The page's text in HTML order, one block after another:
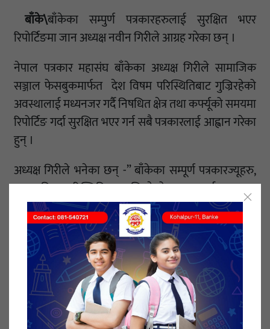
बाँके\बाँकेका सम्पुर्ण पत्रकारहरुलाई सुरक्षित भएर
रिपोर्टिङमा जान अध्यक्ष नवीन गिरीले आग्रह गरेका छन् ।
नेपाल पत्रकार महासंघ बाँकेका अध्यक्ष गिरीले सामाजिक
सञ्जाल फेसबुकमार्फत देश विषम परिस्थितिबाट गुज्रिरहेको
अवस्थालाई मध्यनजर गर्दै निषधित क्षेत्र तथा कर्फ्यूको समयमा
रिपोर्टिङ गर्दा सुरक्षित भएर गर्न सबै पत्रकारलाई आह्वान गरेका
हुन् ।
अध्यक्ष गिरीले भनेका छन् -” बाँकेका सम्पूर्ण पत्रकारज्यूहरु,
मुलुक विषम् परिस्थितिबाट गुज्रिरहेको अवस्थालाई मध्यनजर
गर्दै निषधित क्षेत्र तथा कफ्र्यूको समयमा कार्य क्षेत्रमा खटिँदा
पत्रकारको परिचय खुल्ने परिचयपत्र बोक्न, सम्भव भए प्रेस
लेखेको ज्याकेट लगाउन, समूहमा रहन, आफ्नो सुरक्षालाई
पहिलो प्राथमिकतामा राखी सुरक्षाका उपायहरू अवलम्बन गर्न
आग्रह गर्दछु । यो परिस्थितिमा ‘सुझबुझपूर्ण जिम्मेवार
पत्रकारिता’ का लागि आह्वान गर्दछु । रिपोर्टिङका क्रममा
‘असहज परिस्थिति’ सिर्जना भए जानकारी गराउनुहुन अनुरोध